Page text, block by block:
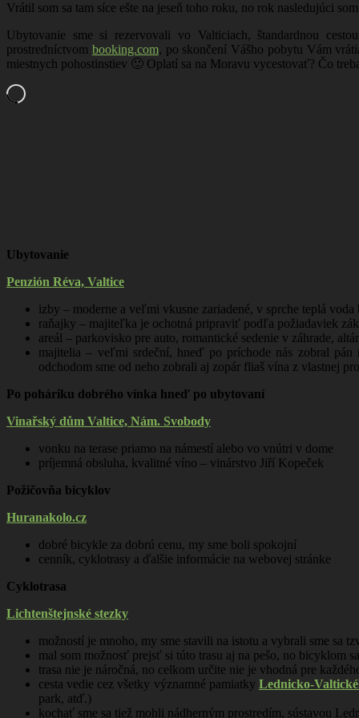
Vrátil som sa tam síce ešte na jeseň toho roku, no rok nasledujúci
Ubytovanie sme si rezervovali vo Valticiach, štandardnou
prostredníctvom booking.com, po skončení Vášho pobytu Vám
miestnych pohostinstiev 🙂 Oplatí sa na Moravu vycestovať? Čo
Ubytovanie
Penzión Réva, Valtice
izby – moderne a veľmi vkusne zariadené, v sprche teplá voda
raňajky – majiteľka je ochotná pripraviť podľa požiadaviek
areál – parkovisko pre auto, romantické sedenie v záhrade,
majitelia – veľmi srdeční, hneď po príchode nás zobral
odchodom sme od neho zobrali aj zopár fliaš vína z vlastnej
Po poháriku dobrého vínka hneď po ubytovaní
Vinařský dům Valtice, Nám. Svobody
vonku na terase priamo na námestí alebo vo vnútri v dome
príjemná obsluha, kvalitné víno – vinárstvo Jiří Kopeček
Požičovňa bicyklov
Huranakolo.cz
dobré bicykle za dobrú cenu, my sme boli spokojní
cenník, cyklotrasy a ďalšie informácie na webovej stránke
Cyklotrasa
Lichtenštejnské stezky
možností je mnoho, my sme stavili na istotu a vybrali sme sa
mal som možnosť prejsť si túto trasu aj na pešo, no bicyklom
trasa nie je náročná, no celkom určite nie je vhodná pre
cesta vedie cez všetky významné pamiatky Lednicko-
park, atď.)
kochať sme sa tiež mohli nádherným prostredím, sústavou